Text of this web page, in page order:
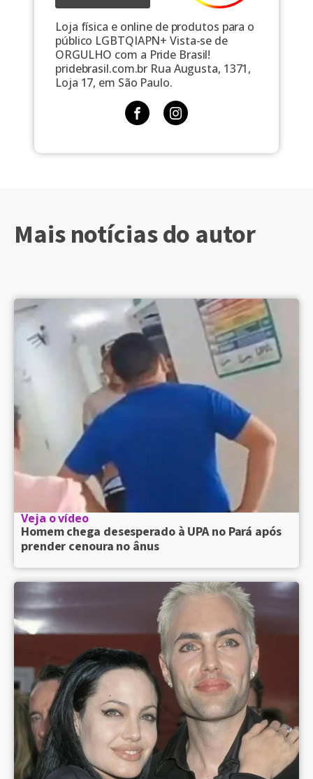
Loja física e online de produtos para o
público LGBTQIAPN+ Vista-se de
ORGULHO com a Pride Brasil!
pridebrasil.com.br Rua Augusta, 1371,
Loja 17, em São Paulo.
Mais notícias do autor
Veja o vídeo
Homem chega desesperado à UPA no Pará após
prender cenoura no ânus